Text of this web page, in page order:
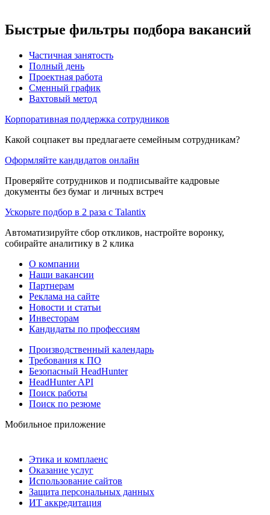
Быстрые фильтры подбора вакансий
Частичная занятость
Полный день
Проектная работа
Сменный график
Вахтовый метод
Корпоративная поддержка сотрудников
Какой соцпакет вы предлагаете семейным сотрудникам?
Оформляйте кандидатов онлайн
Проверяйте сотрудников и подписывайте кадровые
документы без бумаг и личных встреч
Ускорьте подбор в 2 раза с Talantix
Автоматизируйте сбор откликов, настройте воронку,
собирайте аналитику в 2 клика
О компании
Наши вакансии
Партнерам
Реклама на сайте
Новости и статьи
Инвесторам
Кандидаты по профессиям
Производственный календарь
Требования к ПО
Безопасный HeadHunter
HeadHunter API
Поиск работы
Поиск по резюме
Мобильное приложение
Этика и комплаенс
Оказание услуг
Использование сайтов
Защита персональных данных
ИТ аккредитация